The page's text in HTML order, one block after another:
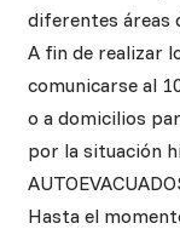
diferentes áreas
A fin de realizar
comunicarse al
o a domicilios
por la situación
Hasta el